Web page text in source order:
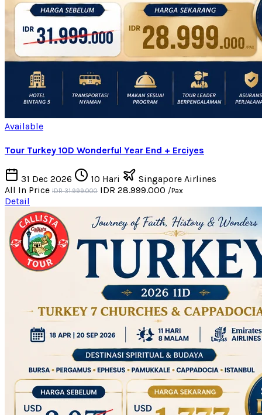
Available
Tour Turkey 10D Wonderful Year End + Erciyes
31 Dec 2026 10 Hari
Singapore Airlines
All In Price IDR 31.999.000 IDR 28.999.000 /Pax
Detail